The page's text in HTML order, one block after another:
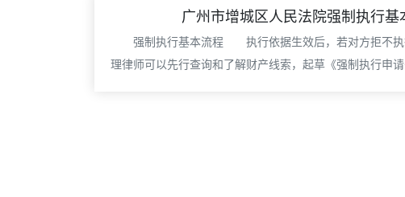
广州市增城区人民法院强制执行基
强制执行基本流程 执行依据生效后，若对方拒不执
理律师可以先行查询和了解财产线索，起草《强制执行申